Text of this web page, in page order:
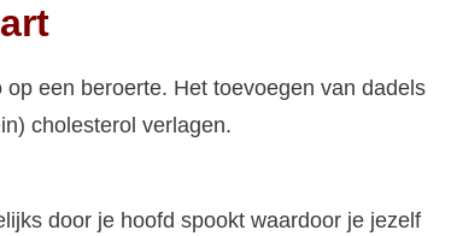
een beroerte. Het toevoegen van dadels
cholesterol verlagen.
door je hoofd spookt waardoor je jezelf